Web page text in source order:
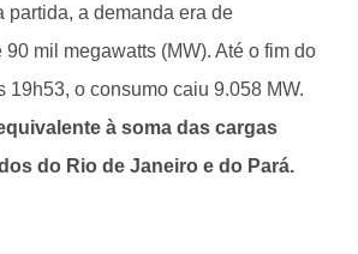
partida, a demanda era de
mil megawatts (MW). Até o fim do
19h53, o consumo caiu 9.058 MW.
à soma das cargas
do Rio de Janeiro e do Pará.